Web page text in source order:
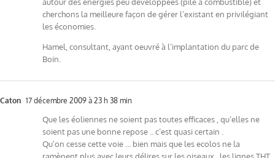
cherchons la meilleure façon de gérer l’existant en privilégiant
les économies.
Hamel, consultant, ayant oeuvré à l’implantation du parc de
Boin.
Caton 17 décembre 2009 à 23 h 38 min
Que les éoliennes ne soient pas toutes efficaces , qu’elles ne
soient pas une bonne repose .. c’est quasi certain .
Qu’on cesse cette voie … bien mais que les ecolos ne la
ramènent plus avec leurs délires sur les oiseaux , les lignes THT ,